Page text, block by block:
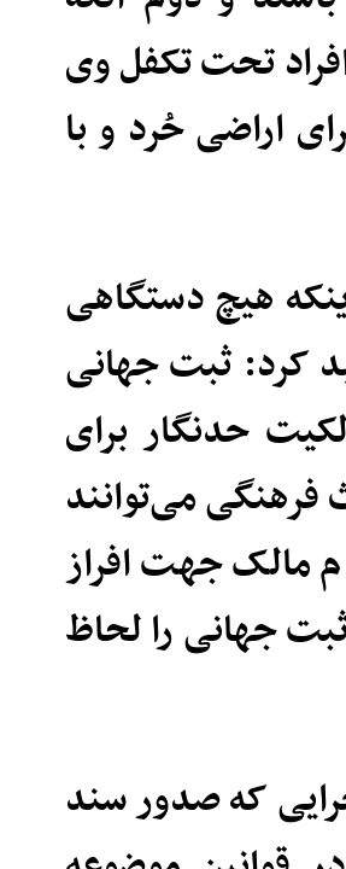
تحت تکفل وی
اراضی حُرد و با
هیچ دستگاهی
کرد: ثبت جهانی
حدنگار برای
می‌توانند
مالک جهت افراز
جهانی را لحاظ
که صدور سند